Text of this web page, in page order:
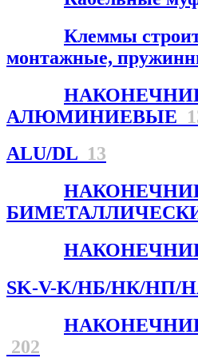
Клеммы
монтажные,
АЛЮМИНИЕВЫЕ
ALU/DL 13
SK-V-K/НБ/НК/НП/
202